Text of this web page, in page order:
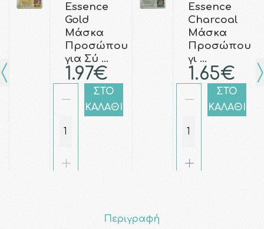
Essence
Gold
Μάσκα
Προσώπου
για Σύ …
1.97€
ΣΤΟ
ΚΑΛΑΘΙ
Essence
Charcoal
Μάσκα
Προσώπου
γι …
1.65€
ΣΤΟ
ΚΑΛΑΘΙ
Περιγραφή